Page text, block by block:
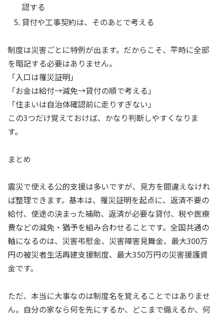
認する
貸付や工事契約は、そのあとで考える
制度は災害ごとに特例が出ます。だからこそ、平時に全部
を暗記する必要はありません。
「入口は罹災証明」
「お金は給付→減免→貸付の順で考える」
「住まいは自治体確認前に走りすぎない」
この3つだけ覚えておけば、かなり判断しやすくなりま
す。
まとめ
震災で使える公的支援は多いですが、見方を間違えなけれ
ば整理できます。基本は、罹災証明を起点に、返済不要の
給付、使途の決まった補助、返済が必要な貸付、税や医療
費などの減免・猶予を組み合わせることです。全国共通の
軸になるのは、災害弔慰金、災害障害見舞金、最大300万
円の被災者生活再建支援制度、最大350万円の災害援護資
金です。
ただ、本当に大事なのは制度名を覚えることではありませ
ん。自分の家なら何を先にするか、どこまで備えるか、何